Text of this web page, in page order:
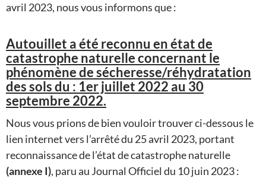
avril 2023, nous vous informons que :
Autouillet a été reconnu en état de
catastrophe naturelle concernant le
phénomène de sécheresse/réhydratation
des sols du : 1er juillet 2022 au 30
septembre 2022.
Nous vous prions de bien vouloir trouver ci-dessous le
lien internet vers l’arrêté du 25 avril 2023, portant
reconnaissance de l’état de catastrophe naturelle
(annexe I), paru au Journal Officiel du 10 juin 2023 :